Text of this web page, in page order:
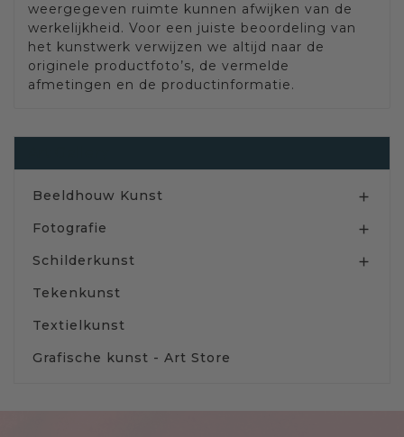
weergegeven ruimte kunnen afwijken van de
werkelijkheid. Voor een juiste beoordeling van
het kunstwerk verwijzen we altijd naar de
originele productfoto’s, de vermelde
afmetingen en de productinformatie.
Beeldhouw Kunst 
Fotografie 
Schilderkunst 
Tekenkunst
Textielkunst
Grafische kunst - Art Store